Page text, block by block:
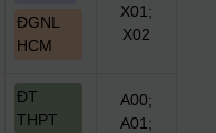
ĐGNL
HCM
X01;
X02
ĐT
THPT
A00;
A01;